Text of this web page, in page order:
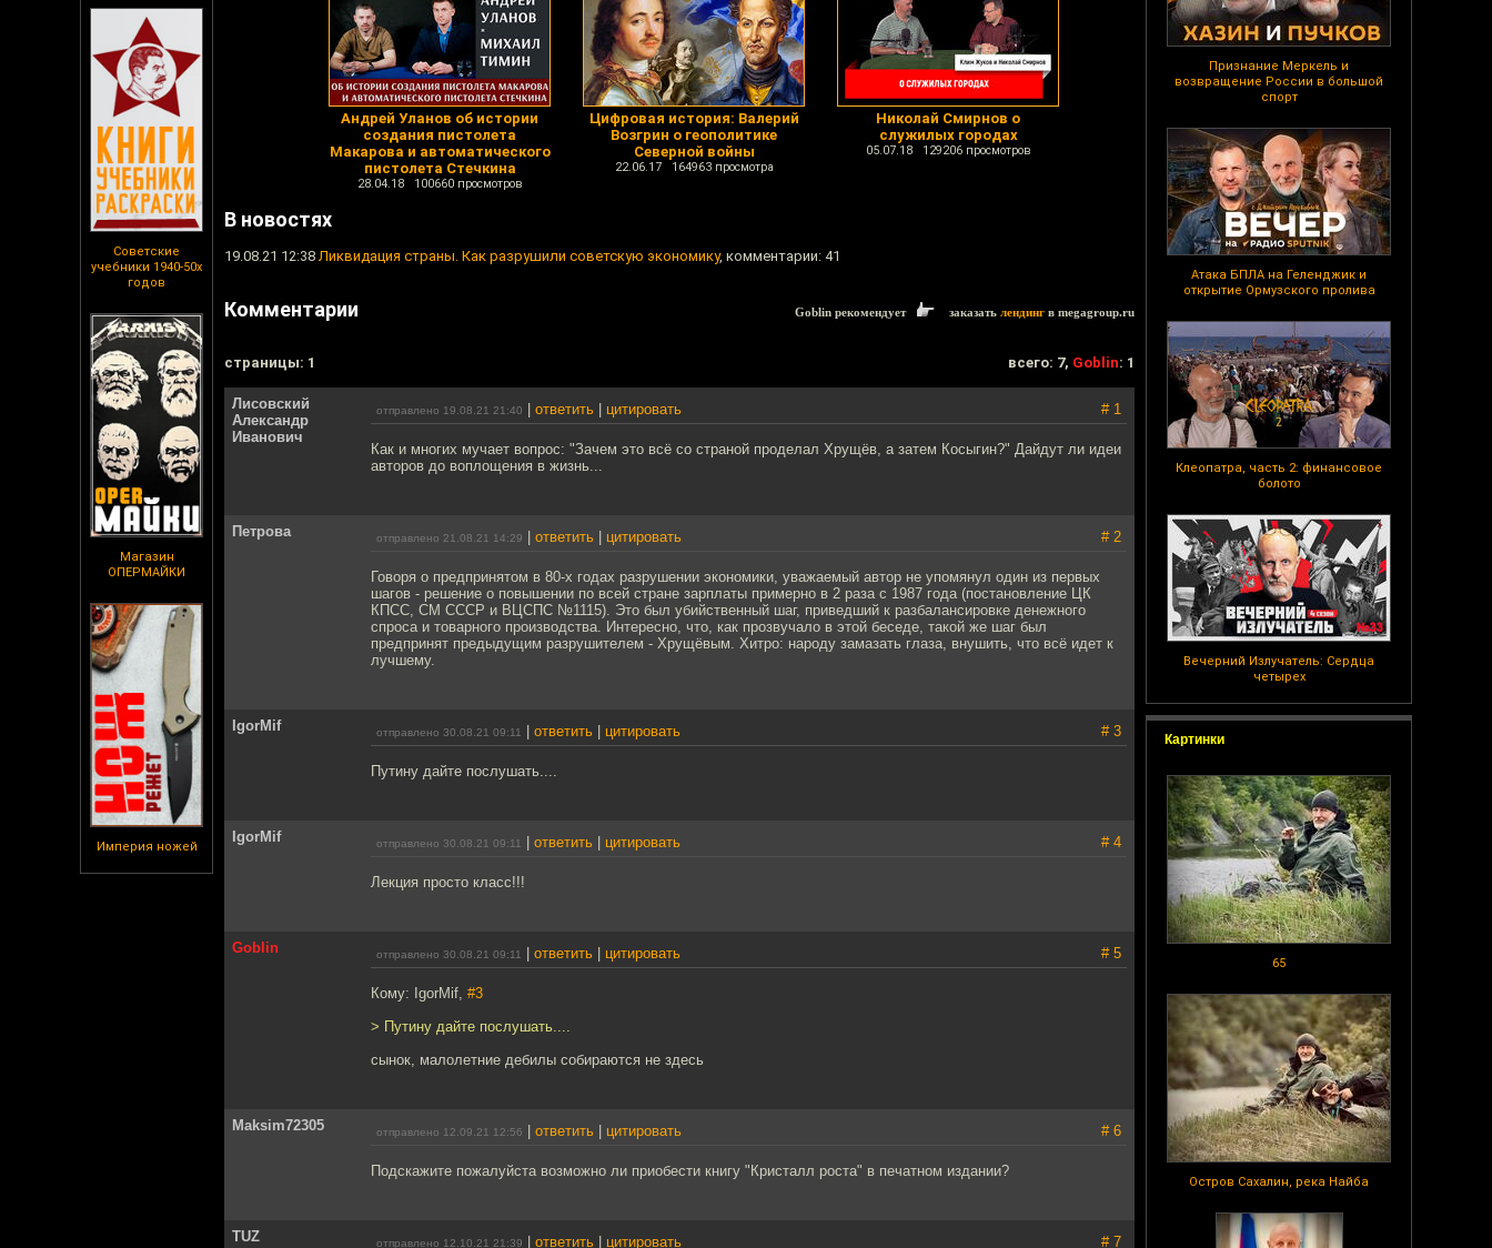
Советские
учебники 1940-50х
годов
Магазин
ОПЕРМАЙКИ
Империя ножей
Признание Меркель и
возвращение России в большой
спорт
Атака БПЛА на Геленджик и
открытие Ормузского пролива
Клеопатра, часть 2: финансовое
болото
Вечерний Излучатель: Сердца
четырех
Картинки
65
Остров Сахалин, река Найба
Андрей Уланов об истории
создания пистолета
Макарова и автоматического
пистолета Стечкина
28.04.18 100660 просмотров
Цифровая история: Валерий
Возгрин о геополитике
Северной войны
22.06.17 164963 просмотра
Николай Смирнов о
служилых городах
05.07.18 129206 просмотров
В новостях
19.08.21 12:38 Ликвидация страны. Как разрушили советскую экономику, комментарии: 41
Комментарии Goblin рекомендует заказать лендинг в megagroup.ru
cтраницы: 1 всего: 7, Goblin: 1
Лисовский
Александр
Иванович
отправлено 19.08.21 21:40 ответить цитировать # 1
Как и многих мучает вопрос: "Зачем это всё со страной проделал Хрущёв, а затем Косыгин?" Дайдут ли идеи
авторов до воплощения в жизнь...
Петрова отправлено 21.08.21 14:29 ответить цитировать # 2
Говоря о предпринятом в 80-х годах разрушении экономики, уважаемый автор не упомянул один из первых
шагов - решение о повышении по всей стране зарплаты примерно в 2 раза с 1987 года (постановление ЦК
КПСС, СМ СССР и ВЦСПС №1115). Это был убийственный шаг, приведший к разбалансировке денежного
спроса и товарного производства. Интересно, что, как прозвучало в этой беседе, такой же шаг был
предпринят предыдущим разрушителем - Хрущёвым. Хитро: народу замазать глаза, внушить, что всё идет к
лучшему.
IgorMif отправлено 30.08.21 09:11 ответить цитировать # 3
Путину дайте послушать....
IgorMif отправлено 30.08.21 09:11 ответить цитировать # 4
Лекция просто класс!!!
Goblin отправлено 30.08.21 09:11 ответить цитировать # 5
Кому: IgorMif, #3
> Путину дайте послушать....
сынок, малолетние дебилы собираются не здесь
Maksim72305 отправлено 12.09.21 12:56 ответить цитировать # 6
Подскажите пожалуйста возможно ли приобести книгу "Кристалл роста" в печатном издании?
TUZ отправлено 12.10.21 21:39 ответить цитировать # 7